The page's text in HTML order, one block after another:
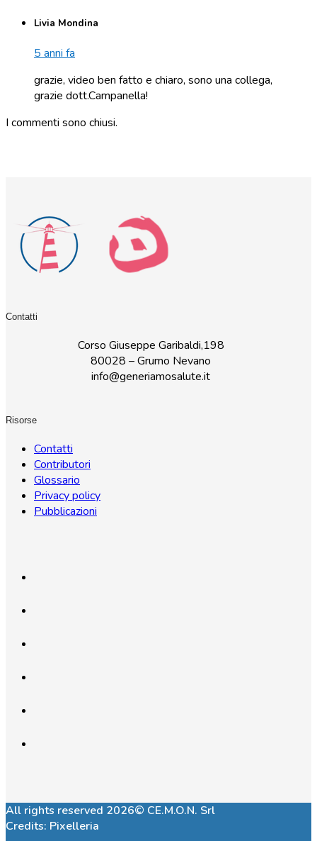
Livia Mondina
5 anni fa
grazie, video ben fatto e chiaro, sono una collega,
grazie dott.Campanella!
I commenti sono chiusi.
Contatti
Corso Giuseppe Garibaldi,198
80028 – Grumo Nevano
info@generiamosalute.it
Risorse
Contatti
Contributori
Glossario
Privacy policy
Pubblicazioni
All rights reserved 2026© CE.M.O.N. Srl
Credits: Pixelleria